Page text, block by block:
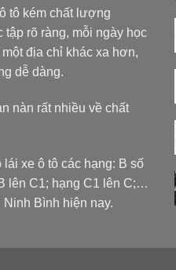
tô kém chất lượng
rõ ràng, mỗi ngày học
địa chỉ khác xa hơn,
dễ dàng.
nàn rất nhiều về chất
xe ô tô các hạng: B số
lên C1; hạng C1 lên C;…
Bình hiện nay.